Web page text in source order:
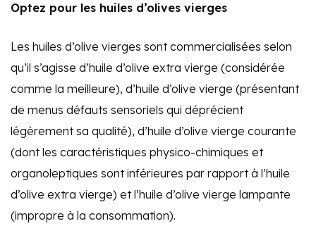
Optez pour les huiles d’olives vierges
Les huiles d’olive vierges sont commercialisées selon
qu’il s’agisse d’huile d’olive extra vierge (considérée
comme la meilleure), d’huile d’olive vierge (présentant
de menus défauts sensoriels qui déprécient
légèrement sa qualité), d’huile d’olive vierge courante
(dont les caractéristiques physico-chimiques et
organoleptiques sont inférieures par rapport à l’huile
d’olive extra vierge) et l’huile d’olive vierge lampante
(impropre à la consommation).